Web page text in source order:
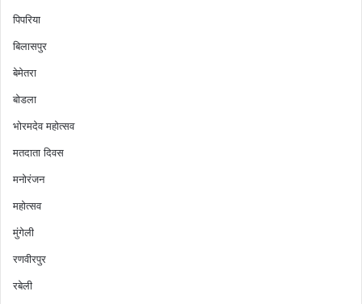
पिपरिया
बिलासपुर
बेमेतरा
बोडला
भोरमदेव महोत्सव
मतदाता दिवस
मनोरंजन
महोत्सव
मुंगेली
रणवीरपुर
रबेली